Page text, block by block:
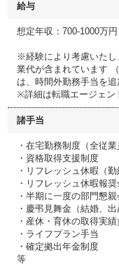
給与
想定年収：700-1000万円
※経験により考慮いた
業代が含まれています
は、時間外勤務手当を追
※詳細は転職エージェン
諸手当
・在宅勤務制度（全従業
・資格取得支援制度
・リフレッシュ休暇（勤
・リフレッシュ休暇報奨
・半期に一度の部門懇
・慶弔見舞金（結婚、出
・産休・育休の取得実
・ライフプラン手当
・確定拠出年金制度
等